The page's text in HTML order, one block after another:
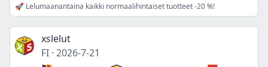
🚀 Lelumaanantaina kaikki normaalihintaiset tuotteet -20 %!
xslelut
FI · 2026-7-21